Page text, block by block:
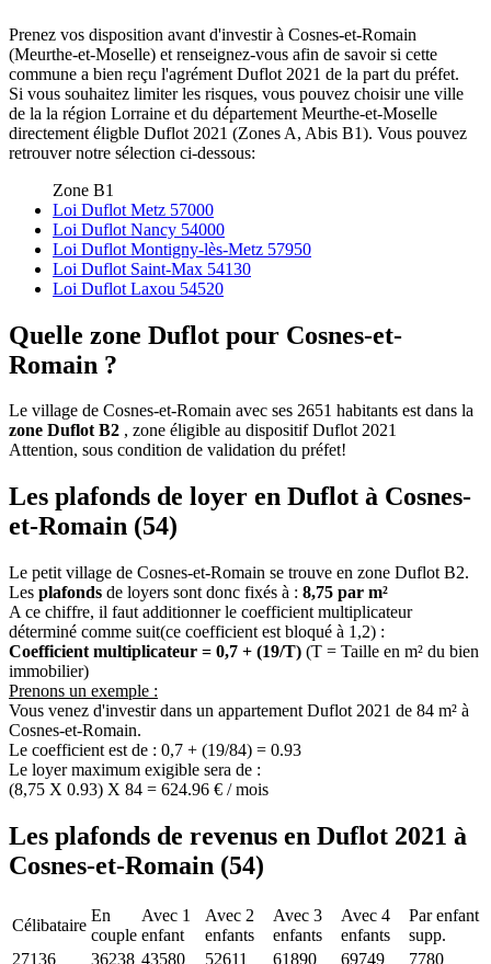
Prenez vos disposition avant d'investir à Cosnes-et-Romain
(Meurthe-et-Moselle) et renseignez-vous afin de savoir si cette
commune a bien reçu l'agrément Duflot 2021 de la part du préfet.
Si vous souhaitez limiter les risques, vous pouvez choisir une ville
de la la région Lorraine et du département Meurthe-et-Moselle
directement éligble Duflot 2021 (Zones A, Abis B1). Vous pouvez
retrouver notre sélection ci-dessous:
Zone B1
Loi Duflot Metz 57000
Loi Duflot Nancy 54000
Loi Duflot Montigny-lès-Metz 57950
Loi Duflot Saint-Max 54130
Loi Duflot Laxou 54520
Quelle zone Duflot pour Cosnes-et-
Romain ?
Le village de Cosnes-et-Romain avec ses 2651 habitants est dans la
zone Duflot B2 , zone éligible au dispositif Duflot 2021
Attention, sous condition de validation du préfet!
Les plafonds de loyer en Duflot à Cosnes-
et-Romain (54)
Le petit village de Cosnes-et-Romain se trouve en zone Duflot B2.
Les plafonds de loyers sont donc fixés à : 8,75 par m²
A ce chiffre, il faut additionner le coefficient multiplicateur
déterminé comme suit(ce coefficient est bloqué à 1,2) :
Coefficient multiplicateur = 0,7 + (19/T) (T = Taille en m² du bien
immobilier)
Prenons un exemple :
Vous venez d'investir dans un appartement Duflot 2021 de 84 m² à
Cosnes-et-Romain.
Le coefficient est de : 0,7 + (19/84) = 0.93
Le loyer maximum exigible sera de :
(8,75 X 0.93) X 84 = 624.96 € / mois
Les plafonds de revenus en Duflot 2021 à
Cosnes-et-Romain (54)
Célibataire
En
couple
Avec 1
enfant
Avec 2
enfants
Avec 3
enfants
Avec 4
enfants
Par enfant
supp.
27136
36238 43580 52611 61890 69749
7780